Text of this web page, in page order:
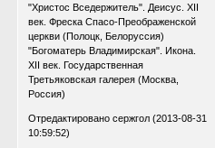
"Христос Вседержитель". Деисус. XII
век. Фреска Спасо-Преображенской
церкви (Полоцк, Белоруссия)
"Богоматерь Владимирская". Икона.
XII век. Государственная
Третьяковская галерея (Москва,
Россия)
Отредактировано сержгол (2013-08-31
10:59:52)